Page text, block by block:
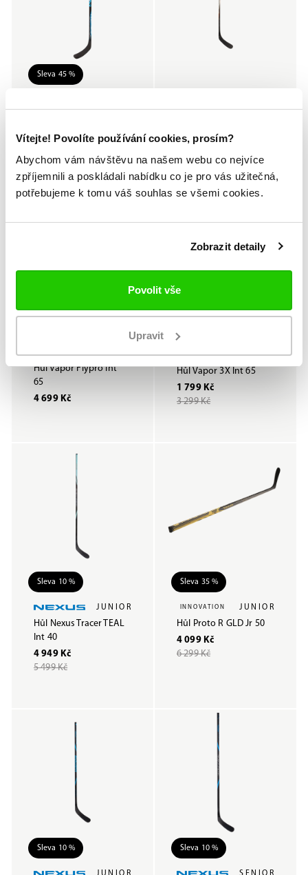
Vítejte! Povolíte používání cookies, prosím?
Abychom vám návštěvu na našem webu co nejvíce
zpříjemnili a poskládali nabídku co je pro vás užitečná,
potřebujeme k tomu váš souhlas se všemi cookies.
Zobrazit detaily
Povolit vše
Upravit
Sleva 45 %
1 649 Kč
2 999 Kč
INTERMEDIATE
Hůl Vapor Flypro Int
65
4 699 Kč
INTERMEDIATE
Hůl Vapor 3X Int 65
1 799 Kč
3 299 Kč
Sleva 10 %
JUNIOR
Hůl Nexus Tracer TEAL
Int 40
4 949 Kč
5 499 Kč
Sleva 35 %
INNOVATION JUNIOR
Hůl Proto R GLD Jr 50
4 099 Kč
6 299 Kč
Sleva 10 % Sleva 10 %